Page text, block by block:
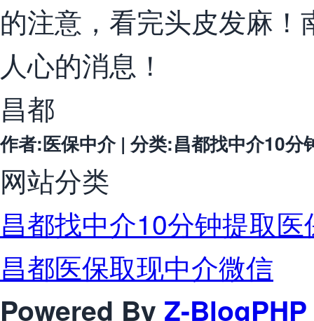
的注意，看完头皮发麻
人心的消息！
昌都
作者:医保中介 | 分类:昌都找中介10
网站分类
昌都找中介10分钟提取医
昌都医保取现中介微信
Powered By Z-